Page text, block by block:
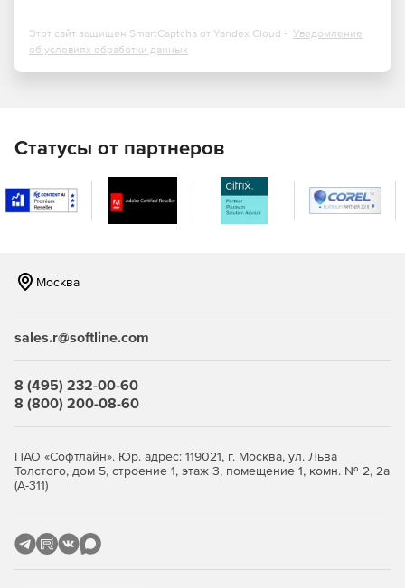
Этот сайт защищен SmartCaptcha от Yandex Cloud - Уведомление
об условиях обработки данных
Статусы от партнеров
Москва
sales.r@softline.com
8 (495) 232-00-60
8 (800) 200-08-60
ПАО «Софтлайн». Юр. адрес: 119021, г. Москва, ул. Льва
Толстого, дом 5, строение 1, этаж 3, помещение 1, комн. № 2, 2а
(А-311)